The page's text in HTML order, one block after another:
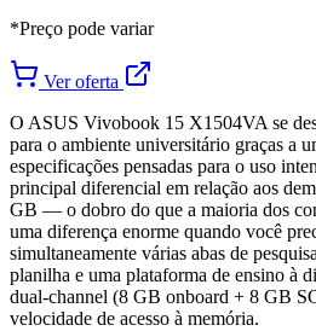
*Preço pode variar
Ver oferta
O ASUS Vivobook 15 X1504VA se
para o ambiente universitário graças a
especificações pensadas para o uso
principal diferencial em relação aos
GB — o dobro do que a maioria dos
uma diferença enorme quando você
simultaneamente várias abas de
planilha e uma plataforma de ensino à
dual-channel (8 GB onboard + 8 GB
velocidade de acesso à memória.